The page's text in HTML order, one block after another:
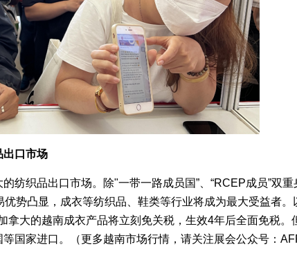
出口市场
纺织品出口市场。除"一带一路成员国”、“RCEP成员”双重
势凸显，成衣等纺织品、鞋类等行业将成为最大受益者。
大的越南成衣产品将立刻免关税，生效4年后全面免税。
国家进口。（更多越南市场行情，请关注展会公众号：